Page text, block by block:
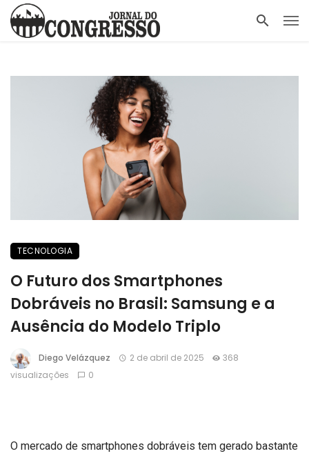
TECNOLOGIA
O Futuro dos Smartphones
Dobráveis no Brasil: Samsung e a
Ausência do Modelo Triplo
Diego Velázquez 2 de abril de 2025
368
visualizações
0
O mercado de smartphones dobráveis tem gerado bastante